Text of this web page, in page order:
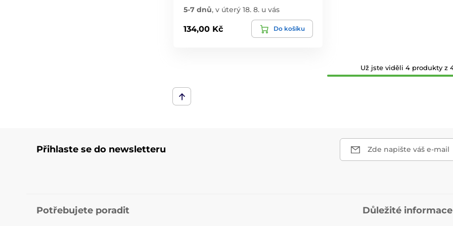
5-7 dnů, v úterý 18. 8. u vás
134,00 Kč Do košíku
Už jste viděli 4 produkty z
Přihlaste se do newsletteru Zde napište váš e-mail
Potřebujete poradit Důležité informace